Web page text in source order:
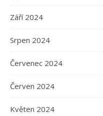
Září 2024
Srpen 2024
Červenec 2024
Červen 2024
Květen 2024